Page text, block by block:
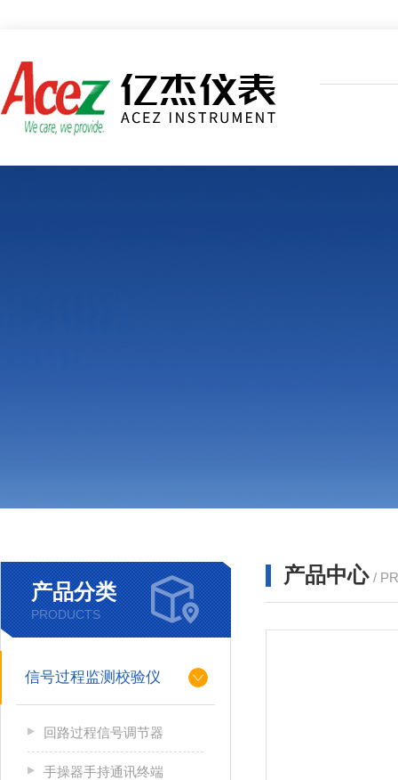
产品中心 /
产品分类
PRODUCTS
信号过程监测校验仪
回路过程信号调节器
手操器手持通讯终端